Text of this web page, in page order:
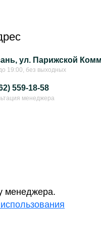
ул. Парижской
19:00, без выходных
559-18-58
менеджера
менеджера.